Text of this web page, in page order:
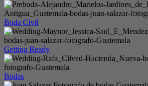
Boda Civil
Getting Ready
Bodas